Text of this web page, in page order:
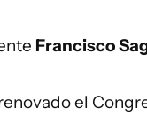
Francisco
el